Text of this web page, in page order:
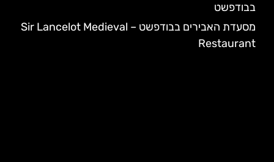
בבודפשט
מסעדת האבירים בבודפשט – Sir Lancelot Medieval
Restaurant